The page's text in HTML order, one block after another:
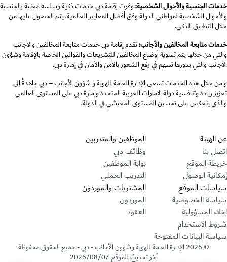
خدمات الجنسية والأحوال الشخصية:وفرت إقامة دبي خدمات ذكية وسلسه معنية بالجنسية
والأحوال الشخصية لمواطني الدولة وفق أفضل المعايير العالمية، يتم الحصول عليها من
خلال التطبيق الذكي.
خدمات متابعة المخالفين والأجانب:تقدم إقامة دبي خدمات متابعة المخالفين والأجانب
والتي من خلالها يتم تسوية أوضاع المخالفين للتشريعات والقوانين الخاصة بالإقامة وشؤون
الأجانب والتي بدورها تسهم في رفع الشعور بالأمن والأمان في إمارة دبي.
و من خلال هذه الخدمات تسعى الإدارة العامة للهوية و شؤون الأجانب – دبي جاهدةً إلى
تعزيز ريادة وتنافسية دولة الإمارات العربية المتحدة وإمارة دبي على المستوى العالمي
والذي ينعكس على تحسين المستوى المعيشي في الدولة.
قسم التذييل
عن الهيئة
اتصل بنا
خريطة الموقع
إمكانية الوصول
الموظفين والمتدربين
وظائف دبي
بوابة الموظفين
التدريب العملي
سياسات الموقع
سياسة الخصوصية
إخلاء المسؤولية
شروط الاستخدام
سياسة البيانات المفتوحة
المشتريات والموردون
الموردون
العقود
©
2026الإدارة العامة للهوية وشؤون الأجانب - دبي - جميع الحقوق محفوظة
آخر تحديث للموقع2026/08/07